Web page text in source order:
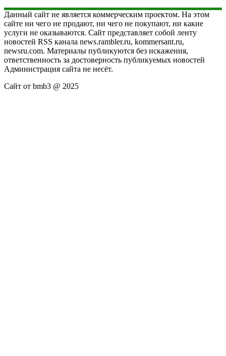
Данный сайт не является коммерческим проектом. На этом
сайте ни чего не продают, ни чего не покупают, ни какие
услуги не оказываются. Сайт представляет собой ленту
новостей RSS канала news.rambler.ru, kommersant.ru,
newsru.com. Материалы публикуются без искажения,
ответственность за достоверность публикуемых новостей
Администрация сайта не несёт.
Сайт от bmb3 @ 2025